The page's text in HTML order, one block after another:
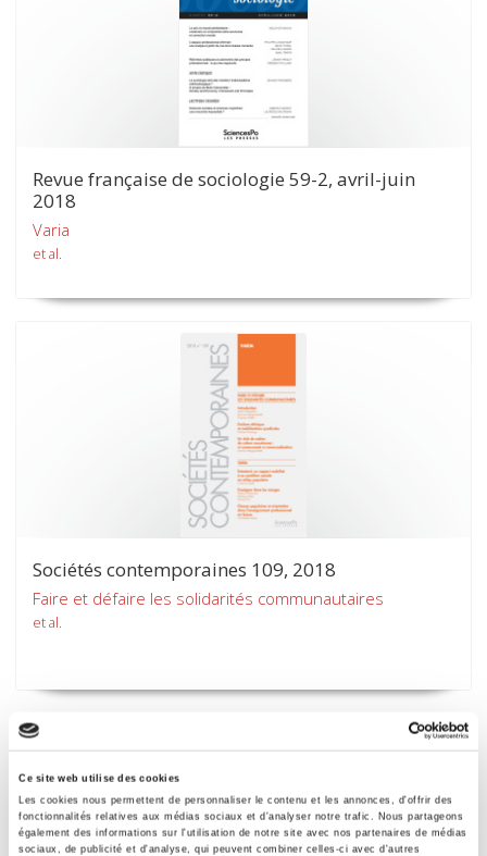
Ce site web utilise des cookies
Les cookies nous permettent de personnaliser le contenu et les annonces, d'offrir des
fonctionnalités relatives aux médias sociaux et d'analyser notre trafic. Nous partageons
également des informations sur l'utilisation de notre site avec nos partenaires de médias
sociaux, de publicité et d'analyse, qui peuvent combiner celles-ci avec d'autres
Revue française de sociologie 59-2, avril-juin
2018
Varia
et al.
Sociétés contemporaines 109, 2018
Faire et défaire les solidarités communautaires
et al.